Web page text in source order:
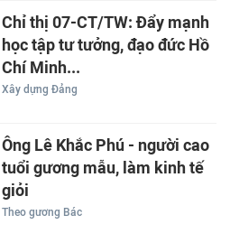
Chỉ thị 07-CT/TW: Đẩy mạnh
học tập tư tưởng, đạo đức Hồ
Chí Minh...
Xây dựng Đảng
Ông Lê Khắc Phú - người cao
tuổi gương mẫu, làm kinh tế
giỏi
Theo gương Bác